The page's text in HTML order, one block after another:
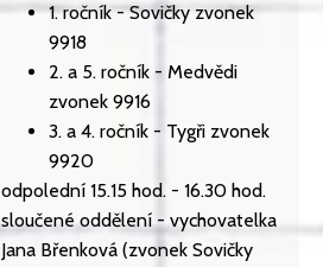
1. ročník - Sovičky zvonek
9918
2. a 5. ročník - Medvědi
zvonek 9916
3. a 4. ročník - Tygři zvonek
9920
odpolední 15.15 hod. - 16.30 hod.
sloučené oddělení - vychovatelka
Jana Břenková (zvonek Sovičky